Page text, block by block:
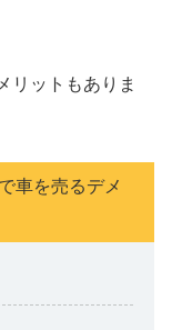
リットもありま
車を売るデメ